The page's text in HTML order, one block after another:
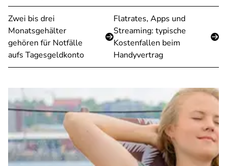
Zwei bis drei
Monatsgehälter
gehören für Notfälle
aufs Tagesgeldkonto
Flatrates, Apps und
Streaming: typische
Kostenfallen beim
Handyvertrag